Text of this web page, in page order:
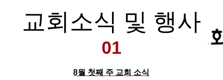
교회소식 및 행사
01
8월 첫째 주 교회 소식